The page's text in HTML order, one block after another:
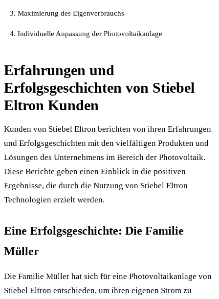
3. Maximierung des Eigenverbrauchs
4. Individuelle Anpassung der Photovoltaikanlage
Erfahrungen und
Erfolgsgeschichten von Stiebel
Eltron Kunden
Kunden von Stiebel Eltron berichten von ihren Erfahrungen
und Erfolgsgeschichten mit den vielfältigen Produkten und
Lösungen des Unternehmens im Bereich der Photovoltaik.
Diese Berichte geben einen Einblick in die positiven
Ergebnisse, die durch die Nutzung von Stiebel Eltron
Technologien erzielt werden.
Eine Erfolgsgeschichte: Die Familie
Müller
Die Familie Müller hat sich für eine Photovoltaikanlage von
Stiebel Eltron entschieden, um ihren eigenen Strom zu